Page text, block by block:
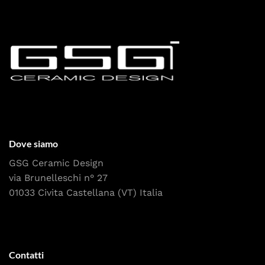
Dove siamo
GSG Ceramic Design
via Brunelleschi n° 27
01033 Civita Castellana (VT) Italia
Contatti